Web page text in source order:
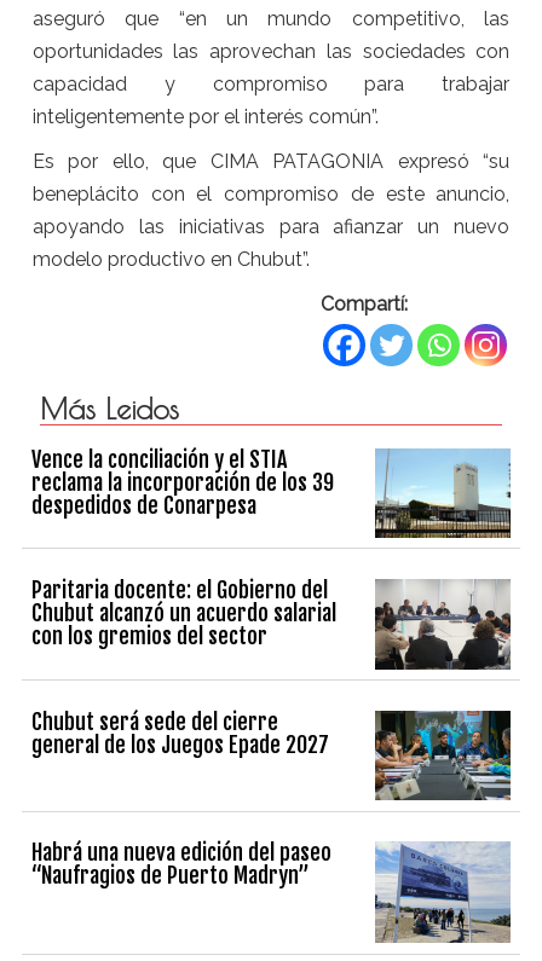
aseguró que “en un mundo competitivo, las
oportunidades las aprovechan las sociedades con
capacidad y compromiso para trabajar
inteligentemente por el interés común”.
Es por ello, que CIMA PATAGONIA expresó “su
beneplácito con el compromiso de este anuncio,
apoyando las iniciativas para afianzar un nuevo
modelo productivo en Chubut”.
Compartí:
Más Leidos
Vence la conciliación y el STIA
reclama la incorporación de los 39
despedidos de Conarpesa
Paritaria docente: el Gobierno del
Chubut alcanzó un acuerdo salarial
con los gremios del sector
Chubut será sede del cierre
general de los Juegos Epade 2027
Habrá una nueva edición del paseo
“Naufragios de Puerto Madryn”